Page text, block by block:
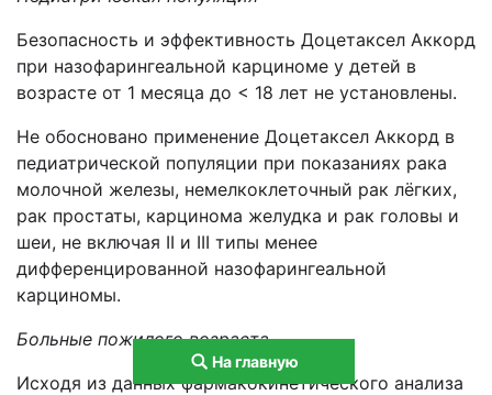
Безопасность и эффективность Доцетаксел Аккорд
при назофарингеальной карциноме у детей в
возрасте от 1 месяца до < 18 лет не установлены.
Не обосновано применение Доцетаксел Аккорд в
педиатрической популяции при показаниях рака
молочной железы, немелкоклеточный рак лёгких,
рак простаты, карцинома желудка и рак головы и
шеи, не включая II и III типы менее
дифференцированной назофарингеальной
карциномы.
Больные пожилого возраста
Исходя из данных фармакокинетического анализа
На главную